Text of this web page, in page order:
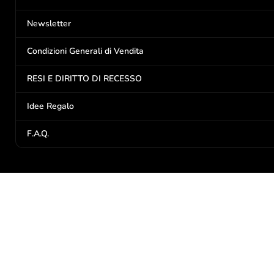
Newsletter
Condizioni Generali di Vendita
RESI E DIRITTO DI RECESSO
Idee Regalo
F.A.Q.